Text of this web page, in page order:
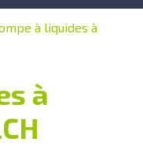
à liquides à
à